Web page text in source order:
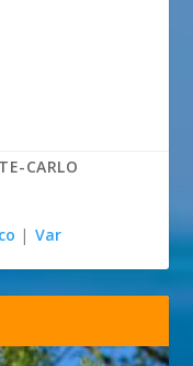
CARLO
| Var